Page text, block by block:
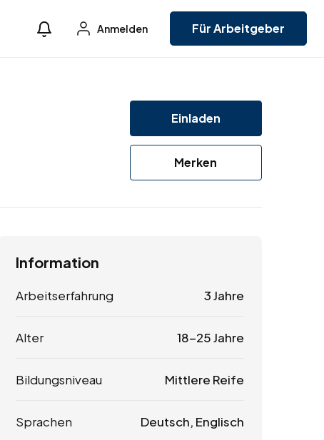
Anmelden Für Arbeitgeber
Einladen
Merken
Information
Arbeitserfahrung 3 Jahre
Alter 18-25 Jahre
Bildungsniveau Mittlere Reife
Sprachen Deutsch, Englisch